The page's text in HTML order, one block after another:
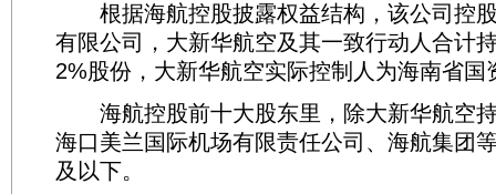
根据海航控股披露权益结构，该公司控
有限公司，大新华航空及其一致行动人合计
2%股份，大新华航空实际控制人为海南省国
海航控股前十大股东里，除大新华航空
海口美兰国际机场有限责任公司、海航集团
及以下。